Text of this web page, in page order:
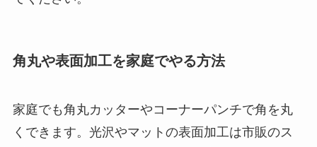
角丸や表面加工を家庭でやる方法
家庭でも角丸カッターやコーナーパンチで角を丸
くできます。光沢やマットの表面加工は市販のス